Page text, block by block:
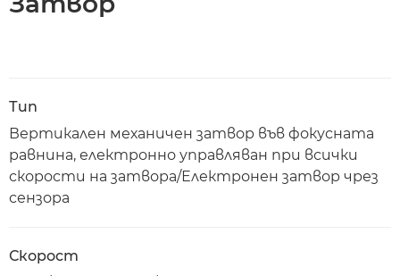
Тип
Вертикален механичен затвор във фокусната
равнина, електронно управляван при всички
скорости на затвора/Електронен затвор чрез
сензора
Скорост